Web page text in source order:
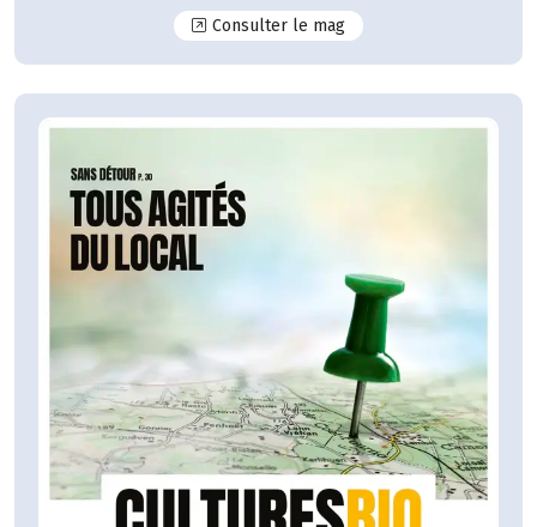
Consulter le magN°125